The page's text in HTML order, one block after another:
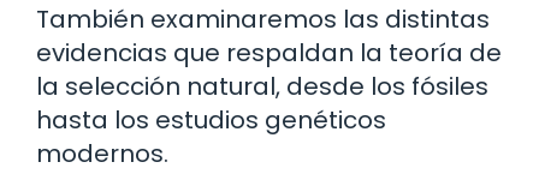
También examinaremos las distintas
evidencias que respaldan la teoría de
la selección natural, desde los fósiles
hasta los estudios genéticos
modernos.